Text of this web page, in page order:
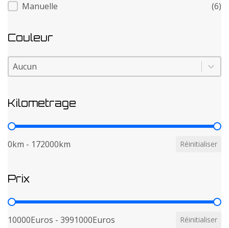
Manuelle
(6)
Couleur
Couleur
Couleur
Kilometrage
Kilometrage
0km - 172000km Réinitialiser
Prix
Prix
10000Euros - 3991000Euros Réinitialiser